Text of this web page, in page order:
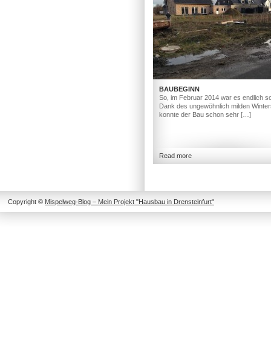
BAUBEGINN
So, im Februar 2014 war es endlich
Dank des ungewöhnlich milden
konnte der Bau schon sehr […]
Read more
Copyright © Mispelweg-Blog – Mein Projekt "Hausbau in Drensteinfurt"